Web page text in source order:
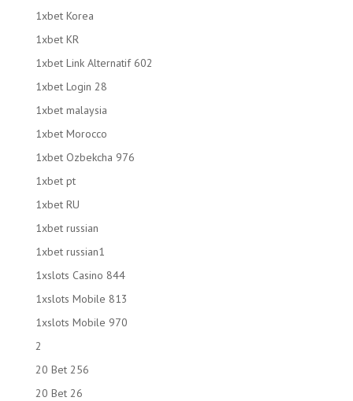
1xbet Korea
1xbet KR
1xbet Link Alternatif 602
1xbet Login 28
1xbet malaysia
1xbet Morocco
1xbet Ozbekcha 976
1xbet pt
1xbet RU
1xbet russian
1xbet russian1
1xslots Casino 844
1xslots Mobile 813
1xslots Mobile 970
2
20 Bet 256
20 Bet 26